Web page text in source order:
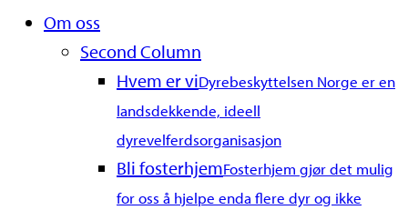
MenuOm oss
Second Column
Hvem er viDyrebeskyttelsen Norge er en
landsdekkende, ideell
dyrevelferdsorganisasjon
Bli fosterhjemFosterhjem gjør det mulig
for oss å hjelpe enda flere dyr og ikke